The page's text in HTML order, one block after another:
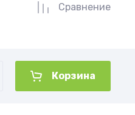
Сравнение
Корзина